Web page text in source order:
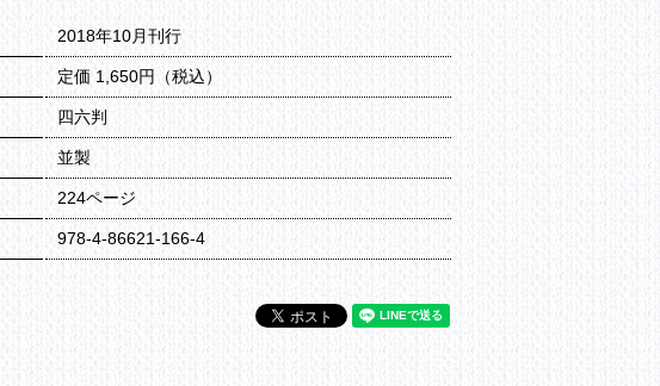
2018年10月刊行
定価 1,650円（税込）
四六判
並製
224ページ
978-4-86621-166-4